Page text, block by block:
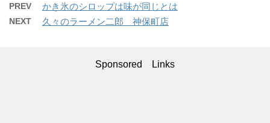
PREV かき氷のシロップは味が同じとは
NEXT 久々のラーメン二郎 神保町店
Sponsored Links